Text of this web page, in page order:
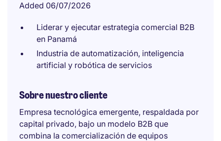
Added 06/07/2026
Liderar y ejecutar estrategia comercial B2B
en Panamá
Industria de automatización, inteligencia
artificial y robótica de servicios
Sobre nuestro cliente
Empresa tecnológica emergente, respaldada por
capital privado, bajo un modelo B2B que
combina la comercialización de equipos